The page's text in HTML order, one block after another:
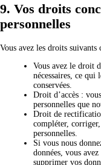
9. Vos droits
personnelles
Vous avez les droits suivants
Vous avez le droit
nécessaires, ce qui
conservées.
Droit d’accès :
personnelles que
Droit de
compléter,
personnelles.
Si vous nous
données, vous
supprimer vos